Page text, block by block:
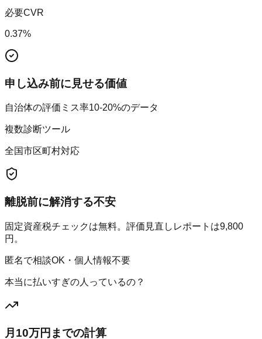
必要CVR
0.37%
申し込み前に見せる価値
自治体の評価ミス率10-20%のデータ
複数診断ツール
全国市区町村対応
離脱前に解消する不安
固定資産税チェックは無料。評価見直しレポートは9,800
円。
匿名で相談OK・個人情報不要
本当に払いすぎの人っているの？
月10万円までの計算